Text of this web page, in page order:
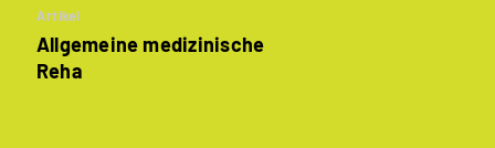
Artikel
Allgemeine medizinische
Reha